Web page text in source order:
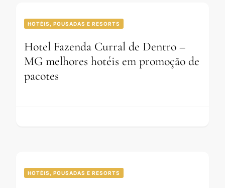
HOTÉIS, POUSADAS E RESORTS
Hotel Fazenda Curral de Dentro –
MG melhores hotéis em promoção de
pacotes
HOTÉIS, POUSADAS E RESORTS